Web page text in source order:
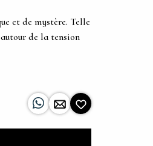
et de mystère. Telle
de la tension